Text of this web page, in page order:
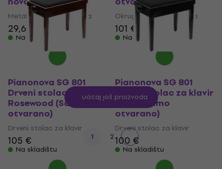
Metalna klavirska stolica
29,60 €
Na skladištu
Okrugla klavirska stolica
101 € 103,95 €
Na skladištu
Pianonova SG 801
Drveni stolac za klavir
Rosewood (Samo
otvarano)
Drveni stolac za klavir
105 €
Na skladištu
Pianonova SG 801
Drveni stolac za klavir
Black (Samo
otvarano)
Drveni stolac za klavir
100 €
Na skladištu
Učitaj još proizvoda
1 2